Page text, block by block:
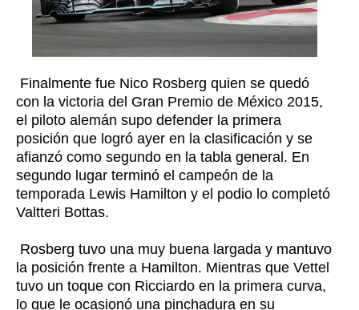
Finalmente fue Nico Rosberg quien se quedó
con la victoria del Gran Premio de México 2015,
el piloto alemán supo defender la primera
posición que logró ayer en la clasificación y se
afianzó como segundo en la tabla general. En
segundo lugar terminó el campeón de la
temporada Lewis Hamilton y el podio lo completó
Valtteri Bottas.
Rosberg tuvo una muy buena largada y mantuvo
la posición frente a Hamilton. Mientras que Vettel
tuvo un toque con Ricciardo en la primera curva,
lo que le ocasionó una pinchadura en su